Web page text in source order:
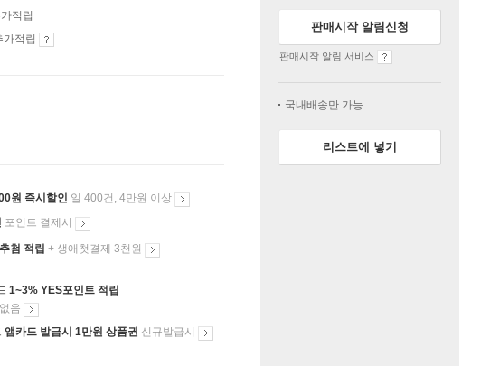
적립
적립
원 즉시할인 일 400건, 4만원 이상
포인트 결제시
첨 적립 + 생애첫결제 3천원
1~3% YES포인트 적립
음
앱카드 발급시 1만원 상품권 신규발급시
판매시작 알림신청
판매시작 알림 서비스
국내배송만 가능
리스트에 넣기